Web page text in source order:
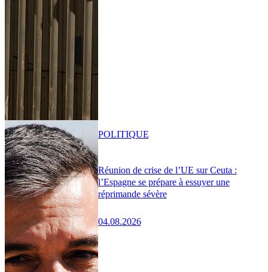
Réunion de crise de l’UE sur Ceuta :
l’Espagne se prépare à essuyer une
réprimande sévère
04.08.2026
POLITIQUE